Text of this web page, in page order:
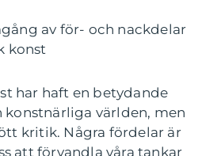
av för- och nackdelar
konst
har haft en betydande
konstnärliga världen, men
kritik. Några fördelar är
att förvandla våra tankar